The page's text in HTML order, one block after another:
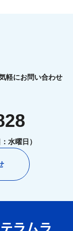
軽にお問い合わせ
水曜日）